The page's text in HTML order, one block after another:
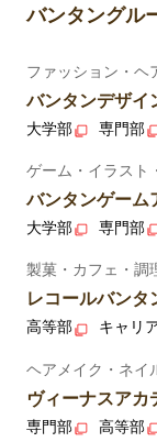
バンタングル
ファッション・ヘ
バンタンデザイ
大学部 専門部
ゲーム・イラスト
バンタンゲーム
大学部 専門部
製菓・カフェ・調
レコールバンタ
高等部 キャリ
ヘアメイク・ネイ
ヴィーナスアカ
専門部 高等部